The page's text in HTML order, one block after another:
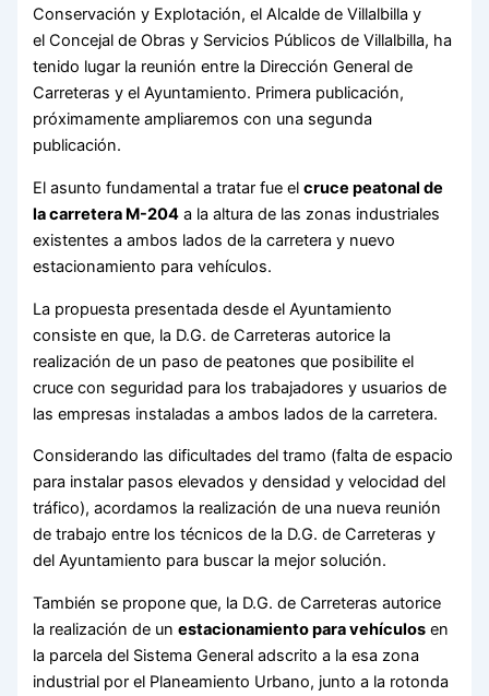
Conservación y Explotación, el Alcalde de Villalbilla y
el Concejal de Obras y Servicios Públicos de Villalbilla, ha
tenido lugar la reunión entre la Dirección General de
Carreteras y el Ayuntamiento. Primera publicación,
próximamente ampliaremos con una segunda
publicación.
El asunto fundamental a tratar fue elcruce peatonal de
la carretera M-204 a la altura de las zonas industriales
existentes a ambos lados de la carretera y nuevo
estacionamiento para vehículos.
La propuesta presentada desde el Ayuntamiento
consiste en que, la D.G. de Carreteras autorice la
realización de un paso de peatones que posibilite el
cruce con seguridad para los trabajadores y usuarios de
las empresas instaladas a ambos lados de la carretera.
Considerando las dificultades del tramo (falta de espacio
para instalar pasos elevados y densidad y velocidad del
tráfico), acordamos la realización de una nueva reunión
de trabajo entre los técnicos de la D.G. de Carreteras y
del Ayuntamiento para buscar la mejor solución.
También se propone que, la D.G. de Carreteras autorice
la realización de unestacionamiento para vehículos en
la parcela del Sistema General adscrito a la esa zona
industrial por el Planeamiento Urbano, junto a la rotonda